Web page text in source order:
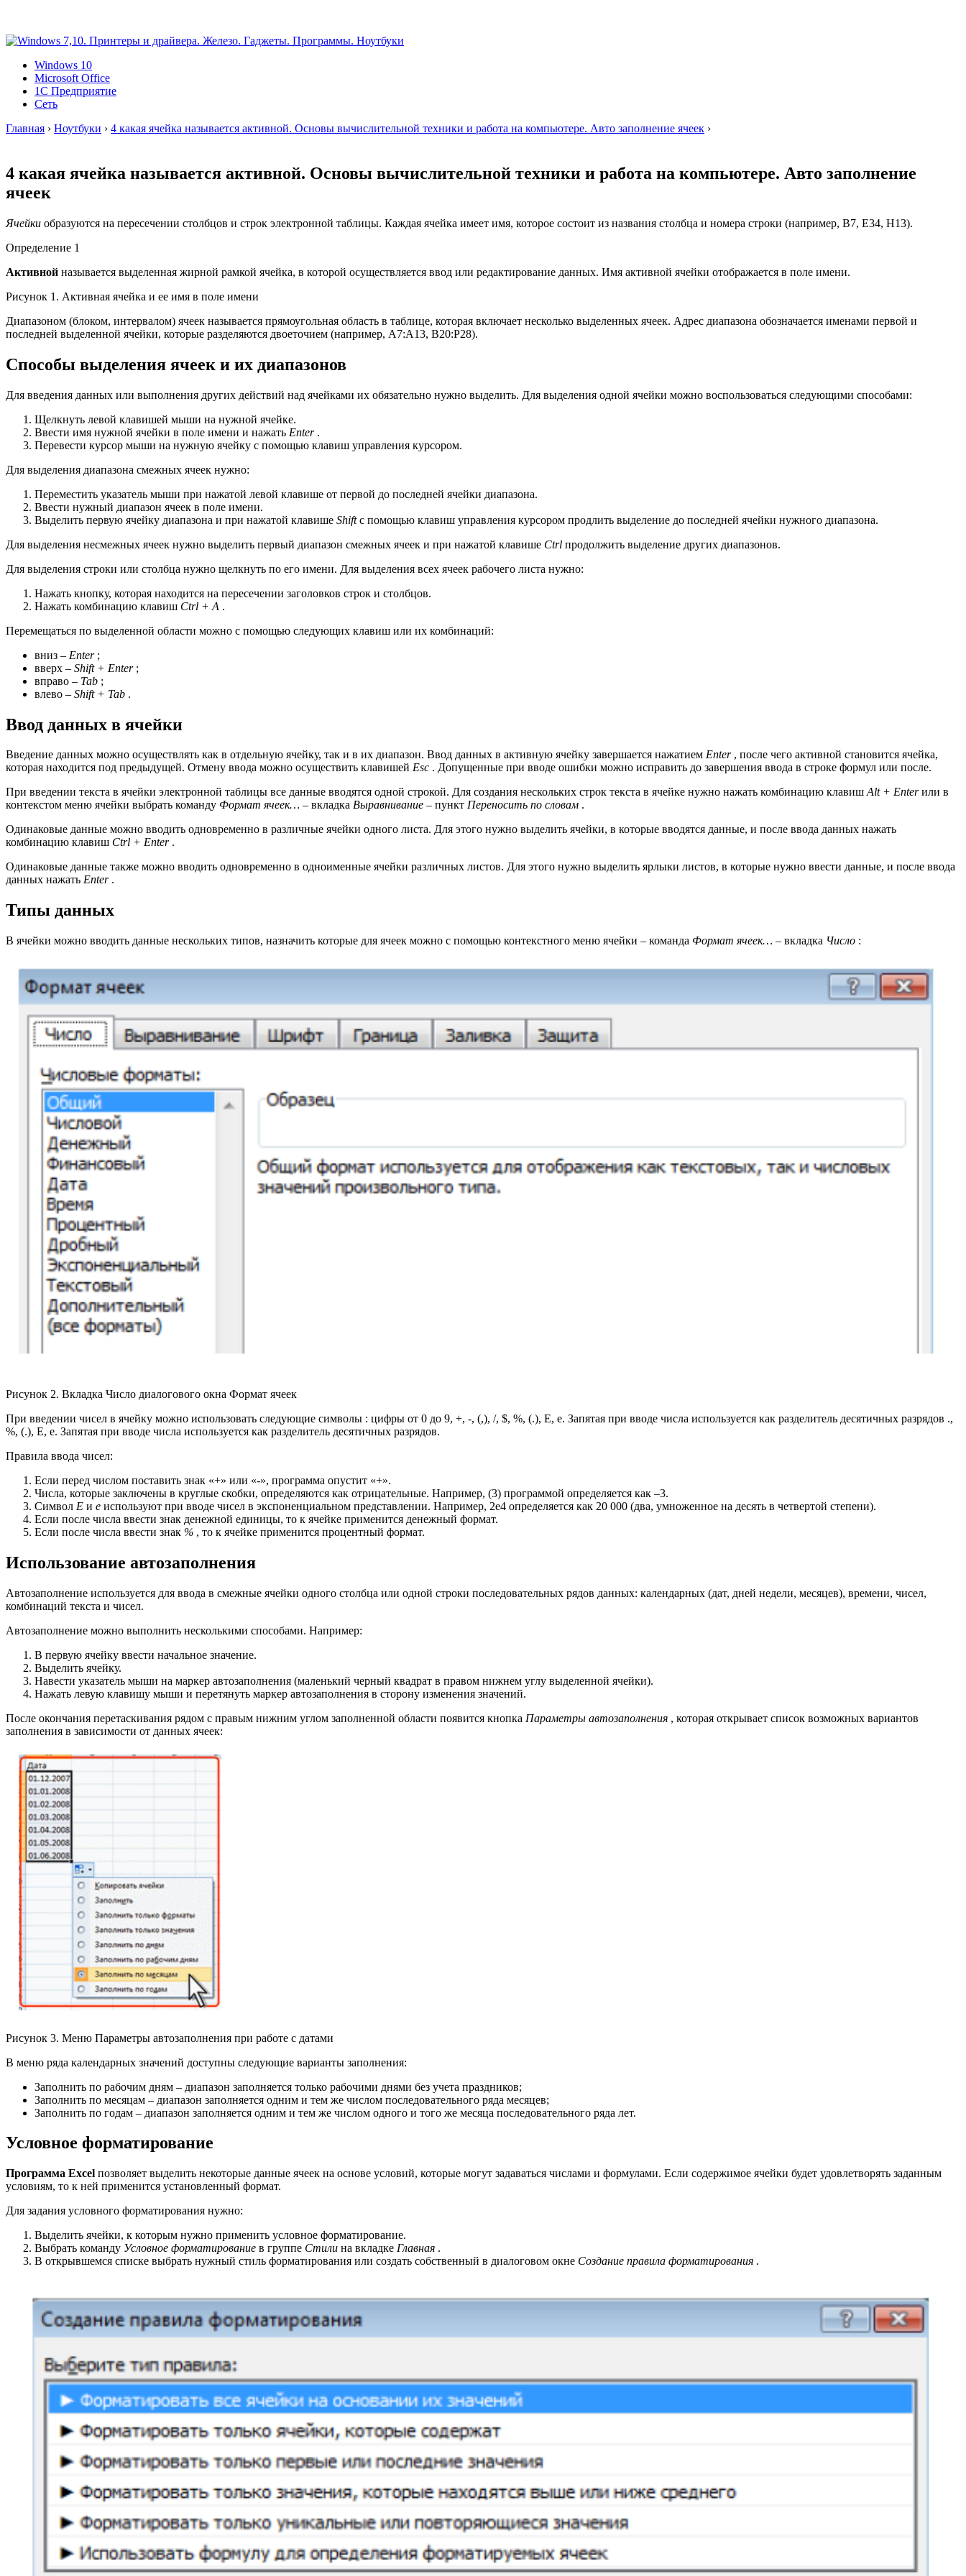
Windows 10
Microsoft Office
1C Предприятие
Сеть
Главная › Ноутбуки › 4 какая ячейка называется активной. Основы вычислительной техники и работа на компьютере. Авто заполнение ячеек ›
4 какая ячейка называется активной. Основы вычислительной техники и работа на компьютере. Авто заполнение
ячеек
Ячейки образуются на пересечении столбцов и строк электронной таблицы. Каждая ячейка имеет имя, которое состоит из названия столбца и номера строки (например, В7, Е34, H13).
Определение 1
Активной называется выделенная жирной рамкой ячейка, в которой осуществляется ввод или редактирование данных. Имя активной ячейки отображается в поле имени.
Рисунок 1. Активная ячейка и ее имя в поле имени
Диапазоном (блоком, интервалом) ячеек называется прямоугольная область в таблице, которая включает несколько выделенных ячеек. Адрес диапазона обозначается именами первой и
последней выделенной ячейки, которые разделяются двоеточием (например, А7:А13, В20:Р28).
Способы выделения ячеек и их диапазонов
Для введения данных или выполнения других действий над ячейками их обязательно нужно выделить. Для выделения одной ячейки можно воспользоваться следующими способами:
Щелкнуть левой клавишей мыши на нужной ячейке.
Ввести имя нужной ячейки в поле имени и нажать Enter .
Перевести курсор мыши на нужную ячейку с помощью клавиш управления курсором.
Для выделения диапазона смежных ячеек нужно:
Переместить указатель мыши при нажатой левой клавише от первой до последней ячейки диапазона.
Ввести нужный диапазон ячеек в поле имени.
Выделить первую ячейку диапазона и при нажатой клавише Shiftс помощью клавиш управления курсором продлить выделение до последней ячейки нужного диапазона.
Для выделения несмежных ячеек нужно выделить первый диапазон смежных ячеек и при нажатой клавише Ctrl продолжить выделение других диапазонов.
Для выделения строки или столбца нужно щелкнуть по его имени. Для выделения всех ячеек рабочего листа нужно:
Нажать кнопку, которая находится на пересечении заголовков строк и столбцов.
Нажать комбинацию клавиш Ctrl + A .
Перемещаться по выделенной области можно с помощью следующих клавиш или их комбинаций:
вниз – Enter ;
вверх – Shift + Enter ;
вправо – Tab ;
влево – Shift + Tab .
Ввод данных в ячейки
Введение данных можно осуществлять как в отдельную ячейку, так и в их диапазон. Ввод данных в активную ячейку завершается нажатием Enter , после чего активной становится ячейка,
которая находится под предыдущей. Отмену ввода можно осуществить клавишей Esc . Допущенные при вводе ошибки можно исправить до завершения ввода в строке формул или после.
При введении текста в ячейки электронной таблицы все данные вводятся одной строкой. Для создания нескольких строк текста в ячейке нужно нажать комбинацию клавишAlt + Enterили в
контекстом меню ячейки выбрать команду Формат ячеек… – вкладка Выравнивание – пункт Переносить по словам .
Одинаковые данные можно вводить одновременно в различные ячейки одного листа. Для этого нужно выделить ячейки, в которые вводятся данные, и после ввода данных нажать
комбинацию клавиш Ctrl + Enter .
Одинаковые данные также можно вводить одновременно в одноименные ячейки различных листов. Для этого нужно выделить ярлыки листов, в которые нужно ввести данные, и после ввода
данных нажать Enter .
Типы данных
В ячейки можно вводить данные нескольких типов, назначить которые для ячеек можно с помощью контекстного меню ячейки – команда Формат ячеек… – вкладка Число :
Рисунок 2. Вкладка Число диалогового окна Формат ячеек
При введении чисел в ячейку можно использовать следующие символы : цифры от 0 до 9, +, -, (,), /, $, %, (.), Е, е. Запятая при вводе числа используется как разделитель десятичных разрядов .,
%, (.), Е, е. Запятая при вводе числа используется как разделитель десятичных разрядов.
Правила ввода чисел:
Если перед числом поставить знак «+» или «-», программа опустит «+».
Числа, которые заключены в круглые скобки, определяются как отрицательные. Например, (3) программой определяется как –3.
Символ Е и е используют при вводе чисел в экспоненциальном представлении. Например, 2е4 определяется как 20 000 (два, умноженное на десять в четвертой степени).
Если после числа ввести знак денежной единицы, то к ячейке применится денежный формат.
Если после числа ввести знак % , то к ячейке применится процентный формат.
Использование автозаполнения
Автозаполнение используется для ввода в смежные ячейки одного столбца или одной строки последовательных рядов данных: календарных (дат, дней недели, месяцев), времени, чисел,
комбинаций текста и чисел.
Автозаполнение можно выполнить несколькими способами. Например:
В первую ячейку ввести начальное значение.
Выделить ячейку.
Навести указатель мыши на маркер автозаполнения (маленький черный квадрат в правом нижнем углу выделенной ячейки).
Нажать левую клавишу мыши и перетянуть маркер автозаполнения в сторону изменения значений.
После окончания перетаскивания рядом с правым нижним углом заполненной области появится кнопка Параметры автозаполнения , которая открывает список возможных вариантов
заполнения в зависимости от данных ячеек:
Рисунок 3. Меню Параметры автозаполнения при работе с датами
В меню ряда календарных значений доступны следующие варианты заполнения:
Заполнить по рабочим дням – диапазон заполняется только рабочими днями без учета праздников;
Заполнить по месяцам – диапазон заполняется одним и тем же числом последовательного ряда месяцев;
Заполнить по годам – диапазон заполняется одним и тем же числом одного и того же месяца последовательного ряда лет.
Условное форматирование
Программа Excel позволяет выделить некоторые данные ячеек на основе условий, которые могут задаваться числами и формулами. Если содержимое ячейки будет удовлетворять заданным
условиям, то к ней применится установленный формат.
Для задания условного форматирования нужно:
Выделить ячейки, к которым нужно применить условное форматирование.
Выбрать команду Условное форматирование в группе Стили на вкладке Главная .
В открывшемся списке выбрать нужный стиль форматирования или создать собственный в диалоговом окне Создание правила форматирования .